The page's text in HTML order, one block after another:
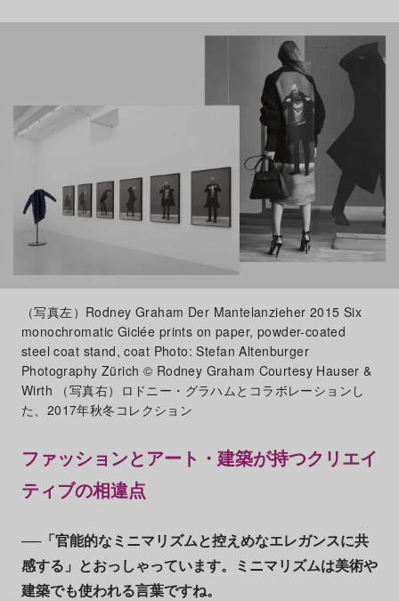
（写真左）Rodney Graham Der Mantelanzieher 2015 Six
monochromatic Giclée prints on paper, powder-coated
steel coat stand, coat Photo: Stefan Altenburger
Photography Zürich © Rodney Graham Courtesy Hauser &
Wirth （写真右）ロドニー・グラハムとコラボレーションし
た、2017年秋冬コレクション
ファッションとアート・建築が持つクリエイ
ティブの相違点
──「官能的なミニマリズムと控えめなエレガンスに共
感する」とおっしゃっています。ミニマリズムは美術や
建築でも使われる言葉ですね。